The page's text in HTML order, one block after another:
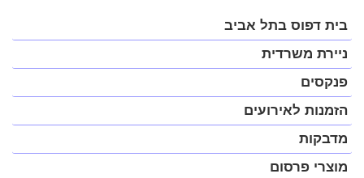
פתח
תפריט
במצב
נגיש
(התפריט
יפתח
בחלונית
בית דפוס בתל אביב
ניירת משרדית
פנקסים
הזמנות לאירועים
מדבקות
מוצרי פרסום